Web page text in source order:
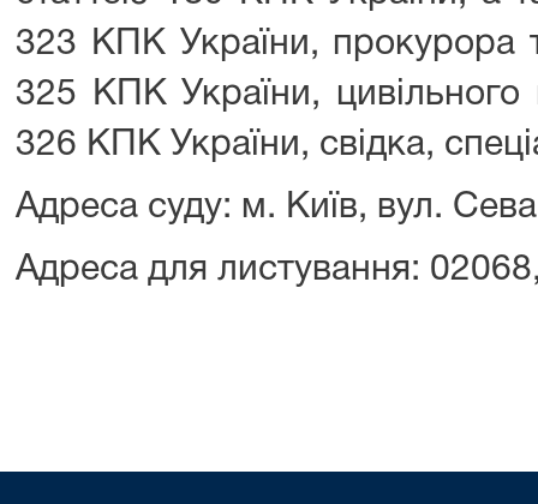
323 КПК України, прокурора
325 КПК України, цивільного
326 КПК України, свідка,
Адреса суду: м. Київ, вул.
Адреса для листування: